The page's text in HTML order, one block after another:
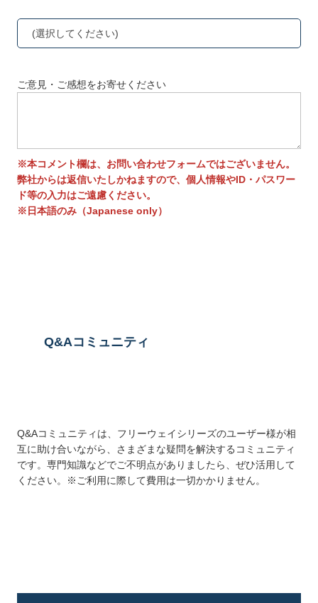
(選択してください)
ご意見・ご感想をお寄せください
※本コメント欄は、お問い合わせフォームではございません。
弊社からは返信いたしかねますので、個人情報やID・パスワー
ド等の入力はご遠慮ください。
※日本語のみ（Japanese only）
Q&Aコミュニティ
Q&Aコミュニティは、フリーウェイシリーズのユーザー様が相
互に助け合いながら、さまざまな疑問を解決するコミュニティ
です。専門知識などでご不明点がありましたら、ぜひ活用して
ください。※ご利用に際して費用は一切かかりません。